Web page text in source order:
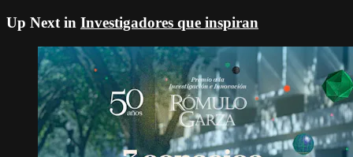
Up Next in Investigadores que inspiran